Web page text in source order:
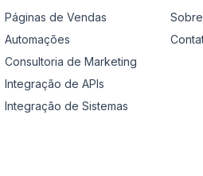
Páginas de Vendas
Automações
Consultoria de Marketing
Integração de APIs
Integração de Sistemas
Sobre